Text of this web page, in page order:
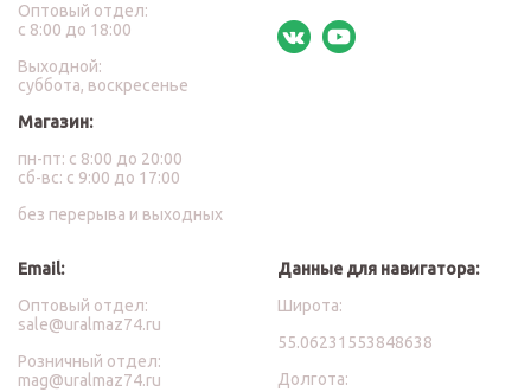
Оптовый отдел:
с 8:00 до 18:00
Выходной:
суббота, воскресенье
Магазин:
пн-пт: с 8:00 до 20:00
сб-вс: с 9:00 до 17:00
без перерыва и выходных
Email:
Оптовый отдел:
sale@uralmaz74.ru
Розничный отдел:
mag@uralmaz74.ru
Данные для навигатора:
Широта:
55.06231553848638
Долгота: